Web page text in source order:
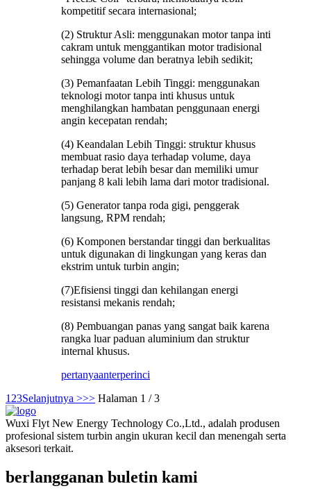
kompetitif secara internasional;
(2) Struktur Asli: menggunakan motor tanpa inti
cakram untuk menggantikan motor tradisional
sehingga volume dan beratnya lebih sedikit;
(3) Pemanfaatan Lebih Tinggi: menggunakan
teknologi motor tanpa inti khusus untuk
menghilangkan hambatan penggunaan energi
angin kecepatan rendah;
(4) Keandalan Lebih Tinggi: struktur khusus
membuat rasio daya terhadap volume, daya
terhadap berat lebih besar dan memiliki umur
panjang 8 kali lebih lama dari motor tradisional.
(5) Generator tanpa roda gigi, penggerak
langsung, RPM rendah;
(6) Komponen berstandar tinggi dan berkualitas
untuk digunakan di lingkungan yang keras dan
ekstrim untuk turbin angin;
(7)Efisiensi tinggi dan kehilangan energi
resistansi mekanis rendah;
(8) Pembuangan panas yang sangat baik karena
rangka luar paduan aluminium dan struktur
internal khusus.
pertanyaanterperinci
1 23Selanjutnya >>> Halaman 1 / 3
Wuxi Flyt New Energy Technology Co.,Ltd., adalah produsen
profesional sistem turbin angin ukuran kecil dan menengah serta
aksesori terkait.
berlangganan buletin kami